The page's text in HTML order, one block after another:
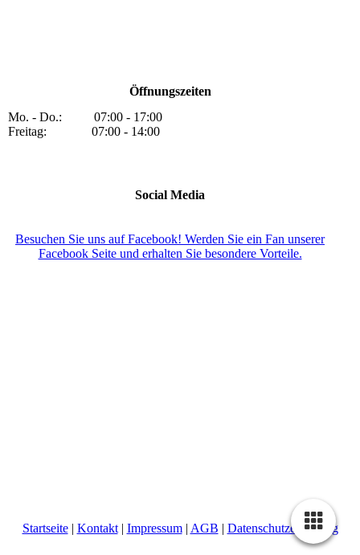
Öffnungszeiten
Mo. - Do.: 07:00 - 17:00
Freitag: 07:00 - 14:00
Social Media
Besuchen Sie uns auf Facebook! Werden Sie ein Fan unserer
Facebook Seite und erhalten Sie besondere Vorteile.
Startseite| Kontakt| Impressum| AGB | Datenschutzerklärung